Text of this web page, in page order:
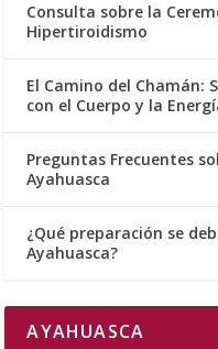
Consulta sobre la
Hipertiroidismo
El Camino del Chamán:
con el Cuerpo y la
Preguntas Frecuentes
Ayahuasca
¿Qué preparación se
Ayahuasca?
AYAHUASCA